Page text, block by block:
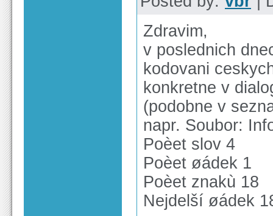
Zdravim,
v poslednich
kodovani
konkretne v
(podobne v
napr. Soubor:
Poèet slov 4
Poèet øádek 1
Poèet znakù 18
Nejdelší øádek